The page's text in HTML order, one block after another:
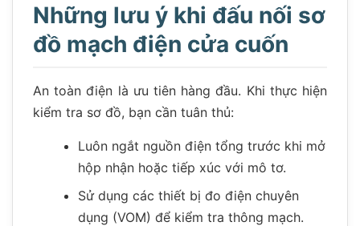
Những lưu ý khi đấu nối sơ
đồ mạch điện cửa cuốn
An toàn điện là ưu tiên hàng đầu. Khi thực hiện
kiểm tra sơ đồ, bạn cần tuân thủ:
Luôn ngắt nguồn điện tổng trước khi mở
hộp nhận hoặc tiếp xúc với mô tơ.
Sử dụng các thiết bị đo điện chuyên
dụng (VOM) để kiểm tra thông mạch.